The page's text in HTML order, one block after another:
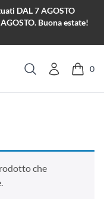
DAL 7 AGOSTO
Buona estate!
Cerca
0
che